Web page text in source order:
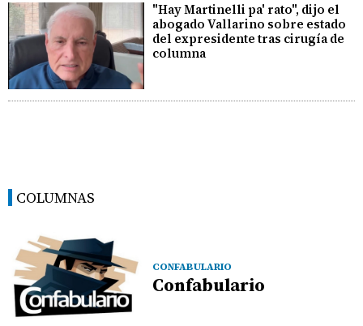
"Hay Martinelli pa' rato", dijo el
abogado Vallarino sobre estado
del expresidente tras cirugía de
columna
COLUMNAS
CONFABULARIO
Confabulario